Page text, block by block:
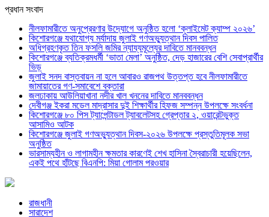
প্রধান সংবাদ
নীলফামারীতে অনুপ্রেরণার উদ্যোগে অনুষ্ঠিত হলো ‘ক্লাইমেট ক্যাম্প ২০২৬’
কিশোরগঞ্জে যথাযোগ্য মর্যাদায় জুলাই গণঅভ্যুত্থান দিবস পালিত
অধিগ্রহণকৃত তিন ফসলি জমির ন্যায্যমূল্যের দাবিতে মানববন্ধন
কিশোরগঞ্জে ব্যতিক্রমধর্মী ‘ভাতা মেলা’ অনুষ্ঠিত, দেড় হাজারের বেশি সেবাপ্রার্থীর
ভিড়
জুলাই সনদ বাস্তবায়ন না হলে আবারও রাজপথ উত্তপ্ত হবে নীলফামারীতে
জামায়াতের গণ-সমাবেশে বক্তারা
জলঢাকায় আউলিয়াখানা নদীর খাল খননের দাবিতে মানববন্ধন
দেবীগঞ্জ ইকরা মডেল মাদ্রাসার দুই শিক্ষার্থীর হিফজ সম্পন্ন উপলক্ষে সংবর্ধনা
কিশোরগঞ্জে ৮০ পিস ট্যাপেন্টাডল ট্যাবলেটসহ গ্রেপ্তার ২, ওয়ারেন্টভুক্ত
আসামিও আটক
কিশোরগঞ্জে জুলাই গণঅভ্যুত্থান দিবস-২০২৬ উপলক্ষে প্রস্তুতিমূলক সভা
অনুষ্ঠিত
ভারসাম্যহীন ও লাগামহীন ক্ষমতার কারণেই শেখ হাসিনা স্বৈরাচারী হয়েছিলেন,
একই পথে হাঁটছে বিএনপি: মিয়া গোলাম পরওয়ার
রাজধানী
সারাদেশ